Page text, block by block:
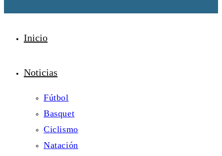
Inicio
Noticias
Fútbol
Basquet
Ciclismo
Natación